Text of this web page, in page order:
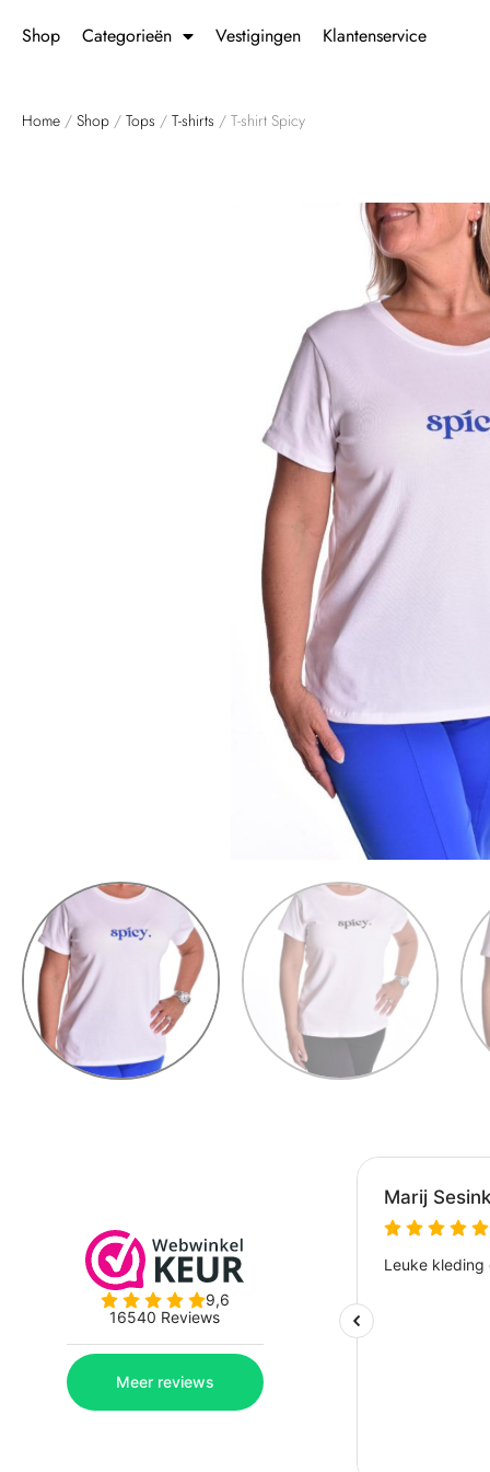
Shop Categorieën Vestigingen Klantenservice
Home / Shop / Tops / T-shirts / T-shirt Spicy